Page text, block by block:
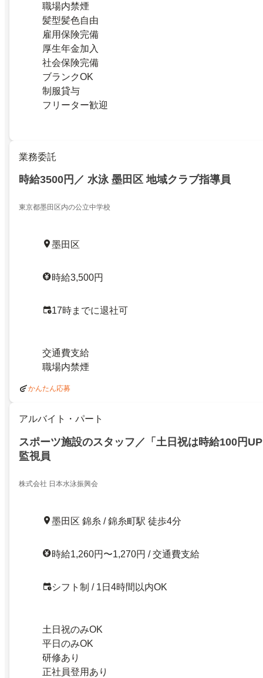
職場内禁煙
髪型髪色自由
雇用保険完備
厚生年金加入
社会保険完備
ブランクOK
制服貸与
フリーター歓迎
業務委託
時給3500円／ 水泳 墨田区 地域クラブ指導員
東京都墨田区内の公立中学校
墨田区
時給3,500円
17時までに退社可
交通費支給
職場内禁煙
かんたん応募
アルバイト・パート
スポーツ施設のスタッフ／「土日祝は時給100円
監視員
株式会社 日本水泳振興会
墨田区 錦糸 / 錦糸町駅 徒歩4分
時給1,260円〜1,270円 / 交通費支給
シフト制 / 1日4時間以内OK
土日祝のみOK
平日のみOK
研修あり
正社員登用あり